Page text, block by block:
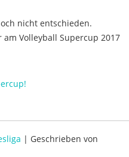
nicht entschieden.
Volleyball Supercup 2017
| Geschrieben von